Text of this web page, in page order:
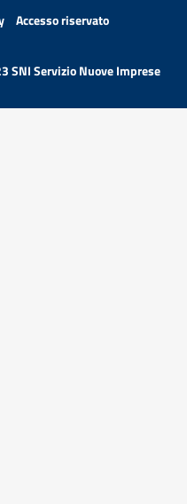
Accesso riservato
SNI Servizio Nuove Imprese